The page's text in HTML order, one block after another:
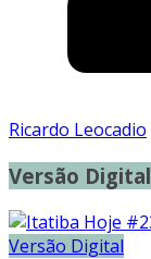
Ricardo Leocadio
Versão Digital
Versão Digital